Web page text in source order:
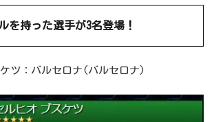
を持った選手が3名登場！
ツ：バルセロナ(バルセロナ)